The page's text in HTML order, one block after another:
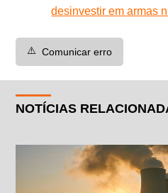
desinvestir em armas
⚠️ Comunicar erro
NOTÍCIAS